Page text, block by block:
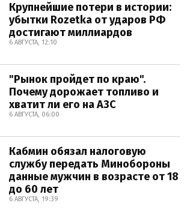
Крупнейшие потери в истории:
убытки Rozetka от ударов РФ
достигают миллиардов
6 АВГУСТА, 12:10
"Рынок пройдет по краю".
Почему дорожает топливо и
хватит ли его на АЗС
6 АВГУСТА, 06:00
Кабмин обязал налоговую
службу передать Минобороны
данные мужчин в возрасте от 18
до 60 лет
6 АВГУСТА, 19:39